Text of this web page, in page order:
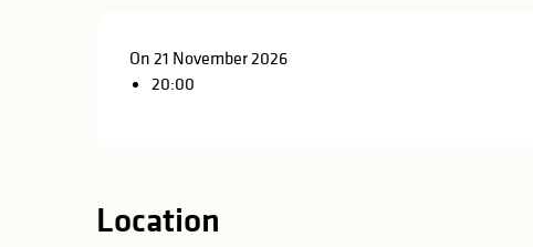
On 21 November 2026
20:00
Location